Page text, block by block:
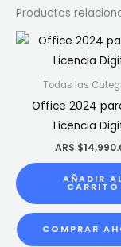
Productos
Todas las
Office 2024
Licencia
ARS $
AÑADIR AL
CARRITO
COMPRAR